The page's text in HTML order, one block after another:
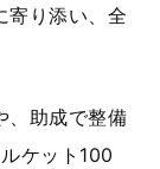
寄り添い、全
、助成で整備
ケット100